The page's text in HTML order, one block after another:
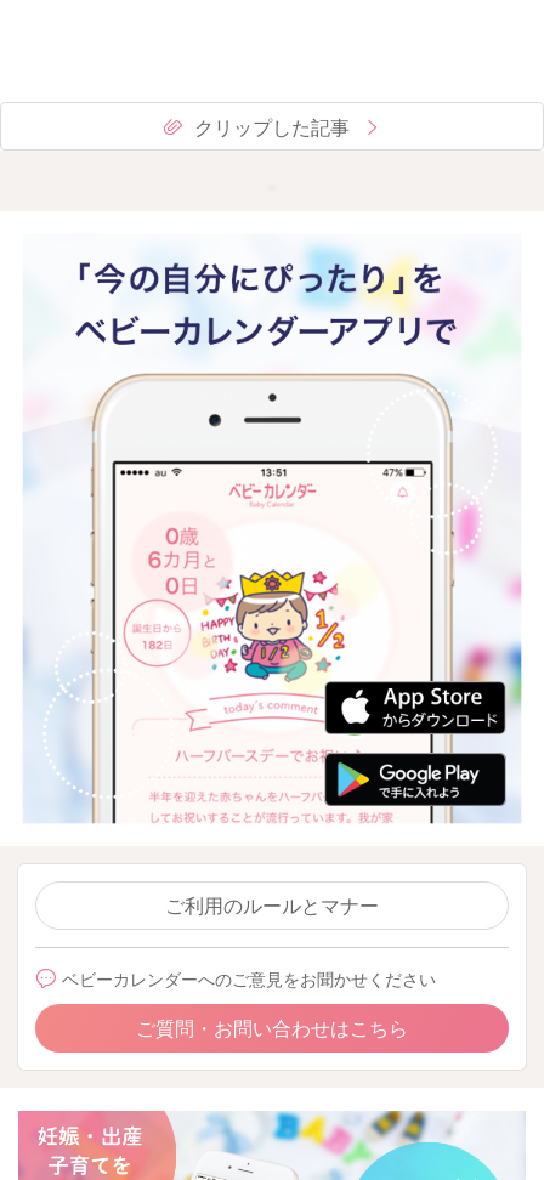
クリップした記事
ご利用のルールとマナー
ベビーカレンダーへのご意見をお聞かせください
ご質問・お問い合わせはこちら